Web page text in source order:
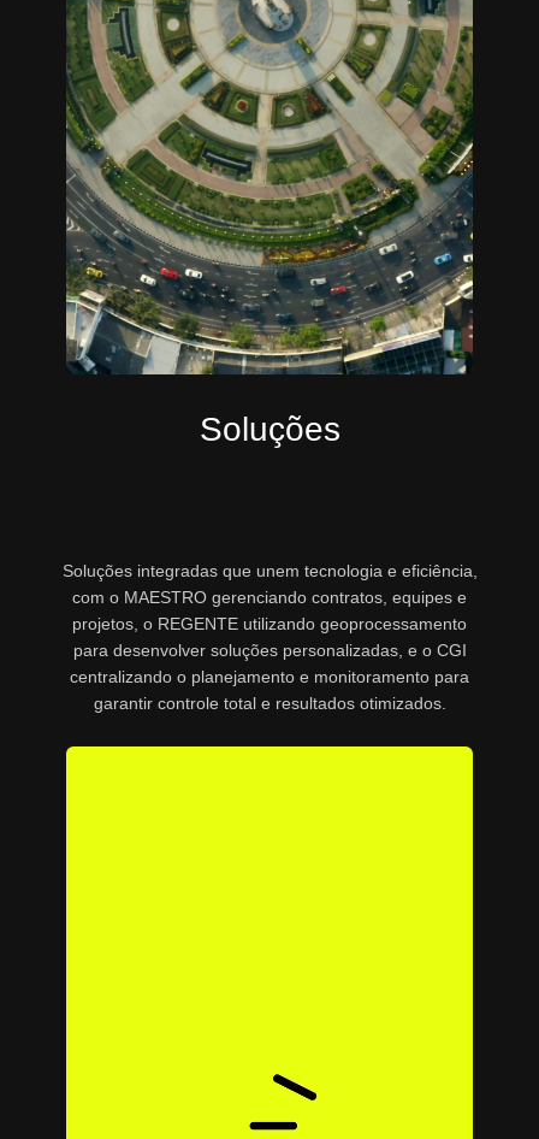
Soluções
Soluções integradas que unem tecnologia e eficiência,
com o MAESTRO gerenciando contratos, equipes e
projetos, o REGENTE utilizando geoprocessamento
para desenvolver soluções personalizadas, e o CGI
centralizando o planejamento e monitoramento para
garantir controle total e resultados otimizados.